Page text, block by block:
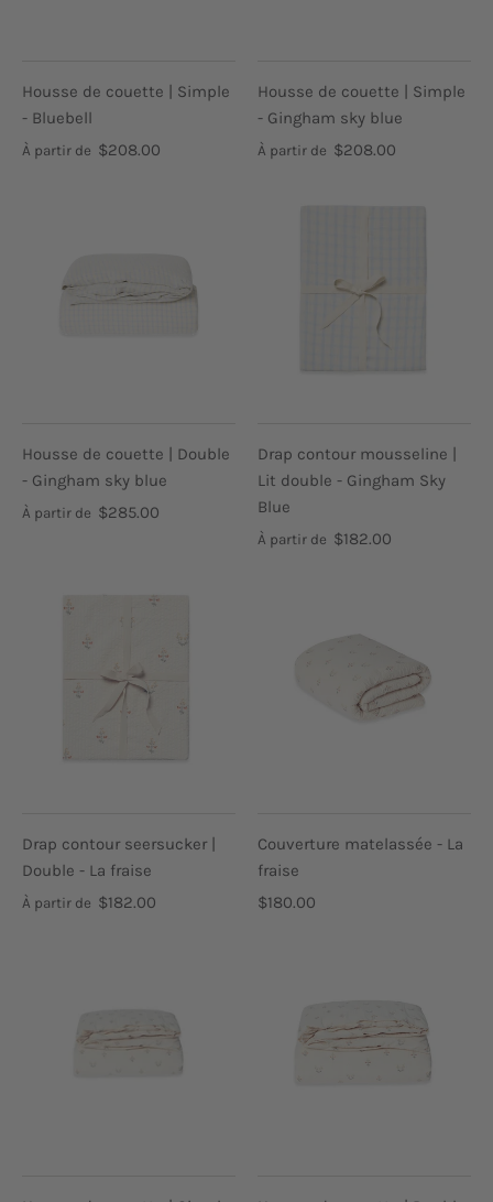
Housse de couette | Simple
- Bluebell
À partir de $208.00
Housse de couette | Simple
- Gingham sky blue
À partir de $208.00
Housse de couette | Double
- Gingham sky blue
À partir de $285.00
Drap contour mousseline |
Lit double - Gingham Sky
Blue
À partir de $182.00
Drap contour seersucker |
Double - La fraise
À partir de $182.00
Couverture matelassée - La
fraise
$180.00